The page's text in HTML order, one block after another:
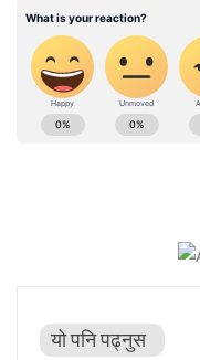
यो पनि पढ्नुस